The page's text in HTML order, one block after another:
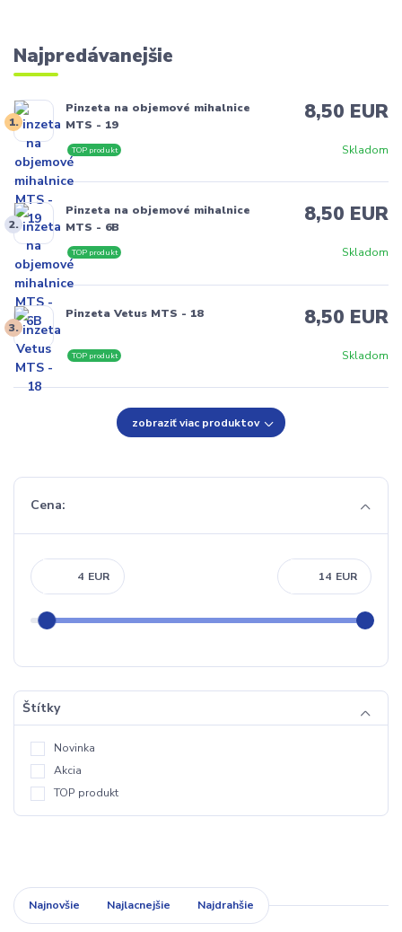
Najpredávanejšie
1.
Pinzeta na objemové mihalnice
MTS - 19
Skladom
TOP produkt
8,50 EUR
2.
Pinzeta na objemové mihalnice
MTS - 6B
Skladom
TOP produkt
8,50 EUR
3.
Pinzeta Vetus MTS - 18
Skladom
TOP produkt
8,50 EUR
zobraziť viac produktov
Cena:
EUR EUR
Štítky
Novinka
Akcia
TOP produkt
Najnovšie Najlacnejšie Najdrahšie